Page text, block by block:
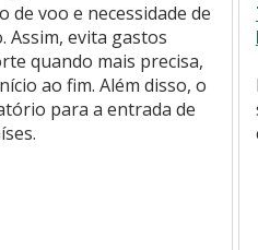
de voo e necessidade de
Assim, evita gastos
quando mais precisa,
ao fim. Além disso, o
para a entrada de